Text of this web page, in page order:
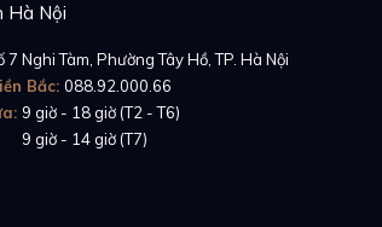
Hà Nội
7 Nghi Tàm, Phường Tây Hồ, TP. Hà Nội
Bắc: 088.92.000.66
9 giờ - 18 giờ (T2 - T6)
9 giờ - 14 giờ (T7)